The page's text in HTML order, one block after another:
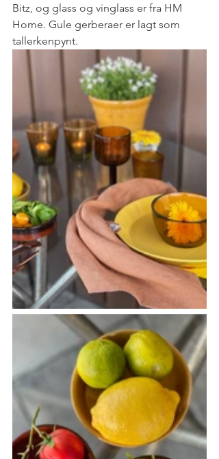
Bitz, og glass og vinglass er fra HM
Home. Gule gerberaer er lagt som
tallerkenpynt.